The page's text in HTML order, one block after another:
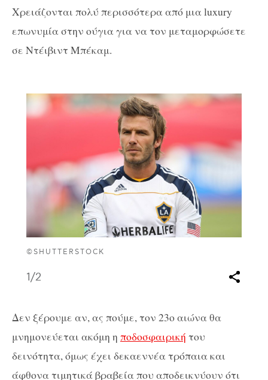
Χρειάζονται πολύ περισσότερα από μια luxury
επωνυμία στην ούγια για να τον μεταμορφώσετε
σε Ντέιβιντ Μπέκαμ.
©SHUTTERSTOCK
1/2
Δεν ξέρουμε αν, ας πούμε, τον 23ο αιώνα θα
μνημονεύεται ακόμη η ποδοσφαιρική του
δεινότητα, όμως έχει δεκαεννέα τρόπαια και
άφθονα τιμητικά βραβεία που αποδεικνύουν ότι